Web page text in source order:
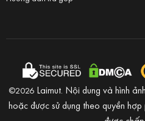
©2026 Laimut. Nội dung và hình
hoặc được sử dụng theo quyền